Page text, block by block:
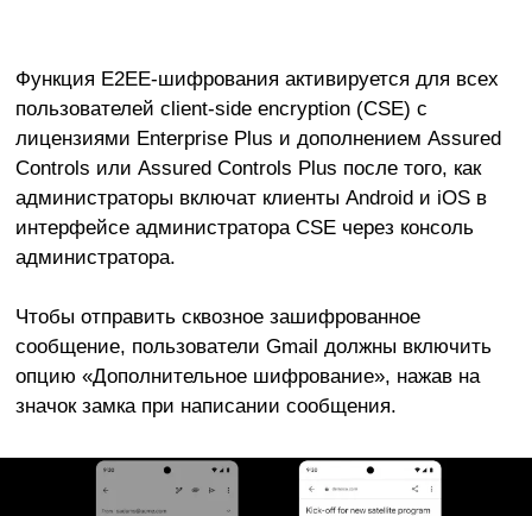
Функция E2EE-шифрования активируется для всех
пользователей client-side encryption (CSE) с
лицензиями Enterprise Plus и дополнением Assured
Controls или Assured Controls Plus после того, как
администраторы включат клиенты Android и iOS в
интерфейсе администратора CSE через консоль
администратора.
Чтобы отправить сквозное зашифрованное
сообщение, пользователи Gmail должны включить
опцию «Дополнительное шифрование», нажав на
значок замка при написании сообщения.